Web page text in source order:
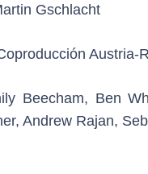
Gschlacht
Austria-
Beecham, Ben
Andrew Rajan,